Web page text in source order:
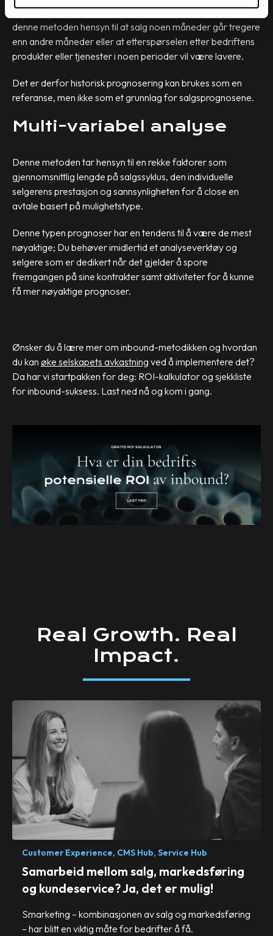
Selv om du kan legge til historisk vekst i beregningen, tar ikke
denne metoden hensyn til at salg noen måneder går tregere
enn andre måneder eller at etterspørselen etter bedriftens
produkter eller tjenester i noen perioder vil være lavere.
Det er derfor historisk prognosering kan brukes som en
referanse, men ikke som et grunnlag for salgsprognosene.
Multi-variabel analyse
Denne metoden tar hensyn til en rekke faktorer som
gjennomsnittlig lengde på salgssyklus, den individuelle
selgerens prestasjon og sannsynligheten for å close en
avtale basert på mulighetstype.
Denne typen prognoser har en tendens til å være de mest
nøyaktige; Du behøver imidlertid et analyseverktøy og
selgere som er dedikert når det gjelder å spore
fremgangen på sine kontrakter samt aktiviteter for å kunne
få mer nøyaktige prognoser.
Ønsker du å lære mer om inbound-metodikken og hvordan
du kan øke selskapets avkastning ved å implementere det?
Da har vi startpakken for deg: ROI-kalkulator og sjekkliste
for inbound-suksess. Last ned nå og kom i gang.
Real Growth. Real
Impact.
Customer Experience, CMS Hub, Service Hub
Samarbeid mellom salg, markedsføring
og kundeservice? Ja, det er mulig!
Smarketing – kombinasjonen av salg og markedsføring
– har blitt en viktig måte for bedrifter å få.